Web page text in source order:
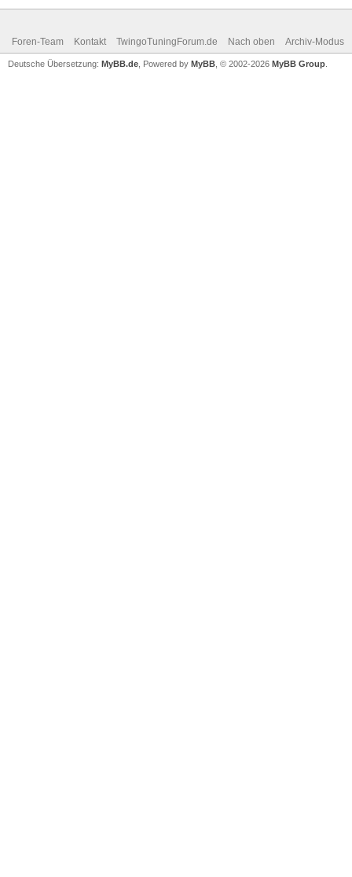
Foren-Team Kontakt TwingoTuningForum.de Nach oben Archiv-Modus
Deutsche Übersetzung: MyBB.de , Powered by MyBB , © 2002-2026 MyBB Group